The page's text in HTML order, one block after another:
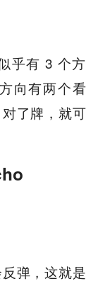
乎有 3 个方
向有两个看
了牌，就可
弹，这就是